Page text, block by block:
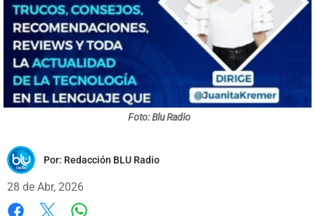
Foto: Blu Radio
Por: Redacción BLU Radio
28 de Abr, 2026